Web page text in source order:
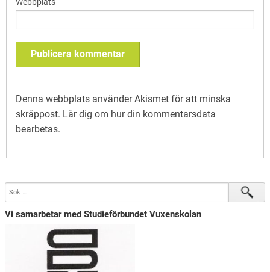
Denna webbplats använder Akismet för att minska
skräppost. Lär dig om hur din kommentarsdata
bearbetas.
Vi samarbetar med Studieförbundet Vuxenskolan